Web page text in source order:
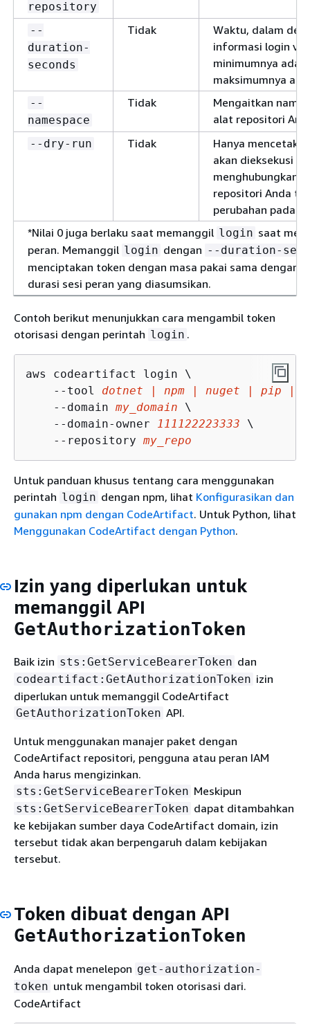
repository
--
duration-
seconds
Tidak
Waktu, dalam
informasi login
minimumnya
maksimumnya
--
namespace
Tidak
Mengaitkan
alat repositori
--dry-run Tidak
Hanya mencetak
akan dieksekusi
menghubungkan
repositori Anda
perubahan pada
*Nilai 0 juga berlaku saat memanggil login saat
peran. Memanggil login dengan --duration-
menciptakan token dengan masa pakai sama dengan
durasi sesi peran yang diasumsikan.
Contoh berikut menunjukkan cara mengambil token
otorisasi dengan perintah login .
aws codeartifact login \
    --tool
dotnet | npm | nuget | pip |
    --domain
my_domain \
    --domain-owner
111122223333 \
    --repository
my_repo
Untuk panduan khusus tentang cara menggunakan
perintah login dengan npm, lihat Konfigurasikan dan
gunakan npm dengan CodeArtifact. Untuk Python, lihat
Menggunakan CodeArtifact dengan Python.
Izin yang diperlukan untuk
memanggil API
GetAuthorizationToken
Baik izin sts:GetServiceBearerToken dan
codeartifact:GetAuthorizationToken izin
diperlukan untuk memanggil CodeArtifact
GetAuthorizationToken API.
Untuk menggunakan manajer paket dengan
CodeArtifact repositori, pengguna atau peran IAM
Anda harus mengizinkan.
sts:GetServiceBearerToken Meskipun
sts:GetServiceBearerToken dapat ditambahkan
ke kebijakan sumber daya CodeArtifact domain, izin
tersebut tidak akan berpengaruh dalam kebijakan
tersebut.
Token dibuat dengan API
GetAuthorizationToken
Anda dapat menelepon get-authorization-
token untuk mengambil token otorisasi dari.
CodeArtifact